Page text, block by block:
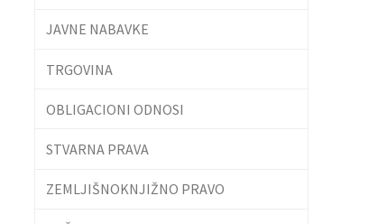
JAVNE NABAVKE
TRGOVINA
OBLIGACIONI ODNOSI
STVARNA PRAVA
ZEMLJIŠNOKNJIŽNO PRAVO